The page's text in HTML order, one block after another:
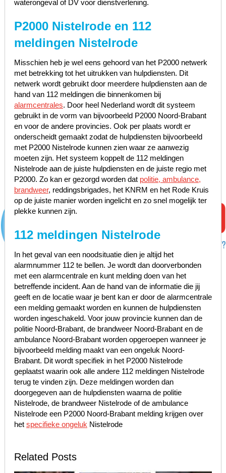
waterongeval of DV voor dienstverlening.
P2000 Nistelrode en 112
meldingen Nistelrode
Misschien heb je wel eens gehoord van het P2000 netwerk
met betrekking tot het uitrukken van hulpdiensten. Dit
netwerk wordt gebruikt door meerdere hulpdiensten aan de
hand van 112 meldingen die binnenkomen bij
alarmcentrales. Door heel Nederland wordt dit systeem
gebruikt in de vorm van bijvoorbeeld P2000 Noord-Brabant
en voor de andere provincies. Ook per plaats wordt er
onderscheidt gemaakt zodat de hulpdiensten bijvoorbeeld
met P2000 Nistelrode kunnen zien waar ze aanwezig
moeten zijn. Het systeem koppelt de 112 meldingen
Nistelrode aan de juiste hulpdiensten en de juiste regio met
P2000. Zo kan er gezorgd worden dat politie, ambulance,
brandweer, reddingsbrigades, het KNRM en het Rode Kruis
op de juiste manier worden ingelicht en zo snel mogelijk ter
plekke kunnen zijn.
112 meldingen Nistelrode
In het geval van een noodsituatie dien je altijd het
alarmnummer 112 te bellen. Je wordt dan doorverbonden
met een alarmcentrale en kunt melding doen van het
betreffende incident. Aan de hand van de informatie die jij
geeft en de locatie waar je bent kan er door de alarmcentrale
een melding gemaakt worden en kunnen de hulpdiensten
worden ingeschakeld. Voor jouw provincie kunnen dan de
politie Noord-Brabant, de brandweer Noord-Brabant en de
ambulance Noord-Brabant worden opgeroepen wanneer je
bijvoorbeeld melding maakt van een ongeluk Noord-
Brabant. Dit wordt specifiek in het P2000 Nistelrode
geplaatst waarin ook alle andere 112 meldingen Nistelrode
terug te vinden zijn. Deze meldingen worden dan
doorgegeven aan de hulpdiensten waarna de politie
Nistelrode, de brandweer Nistelrode of de ambulance
Nistelrode een P2000 Noord-Brabant melding krijgen over
het specifieke ongelukNistelrode
Related Posts